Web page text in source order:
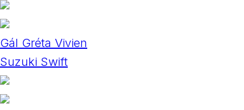
Gál Gréta Vivien
Suzuki Swift